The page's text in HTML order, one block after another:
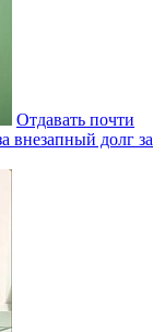
Отдавать почти
внезапный долг за